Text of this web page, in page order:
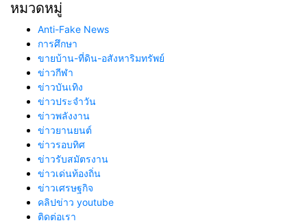
หมวดหมู่
Anti-Fake News
การศึกษา
ขายบ้าน-ที่ดิน-อสังหาริมทรัพย์
ข่าวกีฬา
ข่าวบันเทิง
ข่าวประจำวัน
ข่าวพลังงาน
ข่าวยานยนต์
ข่าวรอบทิศ
ข่าวรับสมัตรงาน
ข่าวเด่นท้องถิ่น
ข่าวเศรษฐกิจ
คลิปข่าว youtube
ติดต่อเรา